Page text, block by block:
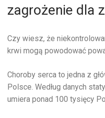
zagrożenie dla
Czy wiesz, że
krwi mogą powodować
Choroby serca to jedna z
Polsce. Według danych
umiera ponad 100 tysięcy